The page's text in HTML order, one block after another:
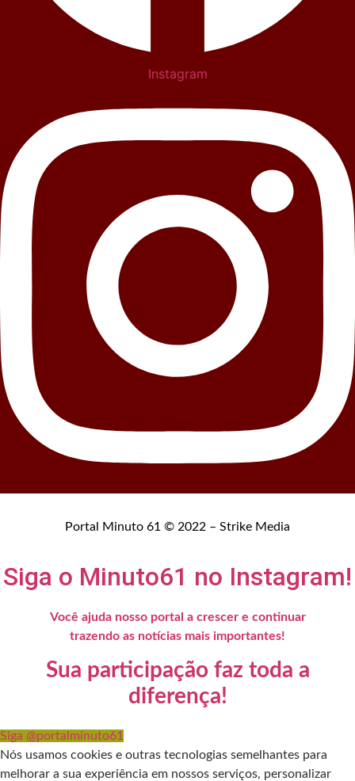
Instagram
Portal Minuto 61 © 2022 – Strike Media
Siga o Minuto61 no Instagram!
Você ajuda nosso portal a crescer e continuar
trazendo as notícias mais importantes!
Sua participação faz toda a
diferença!
Siga @portalminuto61
Nós usamos cookies e outras tecnologias semelhantes para
melhorar a sua experiência em nossos serviços, personalizar